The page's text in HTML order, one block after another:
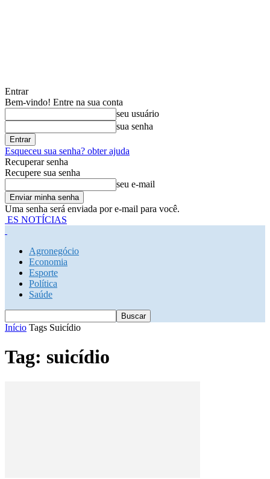
Entrar
Bem-vindo! Entre na sua conta
seu usuário
sua senha
Esqueceu sua senha? obter ajuda
Recuperar senha
Recupere sua senha
seu e-mail
Uma senha será enviada por e-mail para você.
ES NOTÍCIAS
Agronegócio
Economia
Esporte
Política
Saúde
Início Tags Suicídio
Tag: suicídio